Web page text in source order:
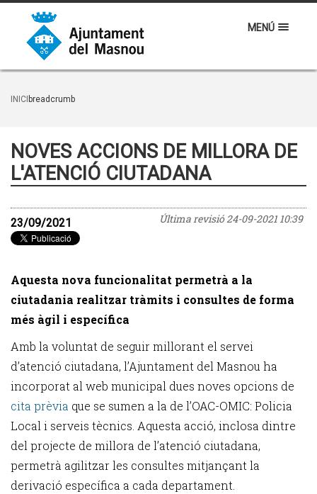
MENÚ
INICI breadcrumb
NOVES ACCIONS DE MILLORA DE
L'ATENCIÓ CIUTADANA
Última revisió24-09-2021 10:39
23/09/2021
Aquesta nova funcionalitat permetrà a la
ciutadania realitzar tràmits i consultes de forma
més àgil i específica
Amb la voluntat de seguir millorant el servei
d’atenció ciutadana, l’Ajuntament del Masnou ha
incorporat al web municipal dues noves opcions de
cita prèvia que se sumen a la de l’OAC-OMIC: Policia
Local i serveis tècnics. Aquesta acció, inclosa dintre
del projecte de millora de l’atenció ciutadana,
permetrà agilitzar les consultes mitjançant la
derivació específica a cada departament.